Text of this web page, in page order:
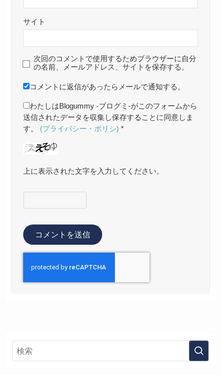
サイト
次回のコメントで使用するためブラウザーに自分
の名前、メールアドレス、サイトを保存する。
コメントに返信があったらメールで通知する。
わたしはBlogummy -ブログミ-がこのフォームから
送信されたデータを収集し保存することに同意しま
す。 (プライバシー・ポリシ) *
上に表示された文字を入力してください。